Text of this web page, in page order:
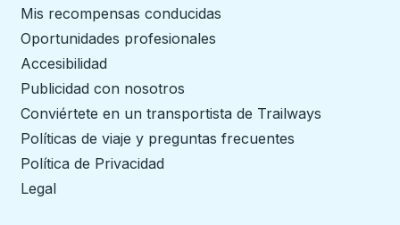
Mis recompensas conducidas
Oportunidades profesionales
Accesibilidad
Publicidad con nosotros
Conviértete en un transportista de Trailways
Políticas de viaje y preguntas frecuentes
Política de Privacidad
Legal